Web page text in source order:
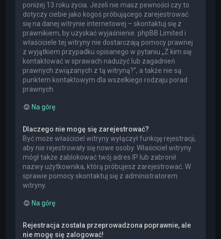
poniżej 13 roku życia. Jeżeli nie masz pewności czy to
dotyczy ciebie jako kogoś próbującego zarejestrować
się na danej witrynie internetowej – skontaktuj się z
prawnikiem, by uzyskać wyjaśnienie. phpBB Limited i
właściciele tej witryny nie dostarczają pomocy prawnej
z wyjątkiem przypadku opisanego w pytaniu „Z kim się
kontaktować w sprawach nadużyć lub zagadnień
prawnych związanych z tą witryną?”, a także nie są
punktem kontaktowym dla wszelkiego rodzaju porad
prawnych.
Na górę
Dlaczego nie mogę się zarejestrować?
Być może właściciel witryny wyłączył funkcję rejestracji,
aby nie rejestrowały się nowe osoby. Właściciel witryny
mógł także zablokować twój adres IP lub zabronił
nazwy użytkownika, którą próbujesz zarejestrować. W
sprawie pomocy skontaktuj się z administratorem
witryny.
Na górę
Rejestracja została przeprowadzona poprawnie, ale
nie mogę się zalogować!